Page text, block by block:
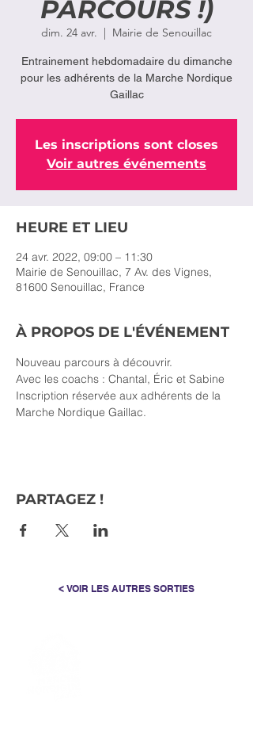
PARCOURS !)
dim. 24 avr.
  |
Mairie de Senouillac
Entrainement hebdomadaire du dimanche
pour les adhérents de la Marche Nordique
Gaillac
Les inscriptions sont closes
Voir autres événements
HEURE ET LIEU
24 avr. 2022, 09:00 – 11:30
Mairie de Senouillac, 7 Av. des Vignes,
81600 Senouillac, France
À PROPOS DE L'ÉVÉNEMENT
Nouveau parcours à découvrir.
Avec les coachs : Chantal, Éric et Sabine
Inscription réservée aux adhérents de la
Marche Nordique Gaillac.
PARTAGEZ !
< VOIR LES AUTRES SORTIES